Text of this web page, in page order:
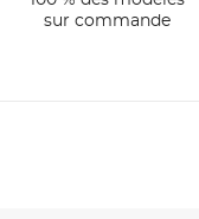
sur commande